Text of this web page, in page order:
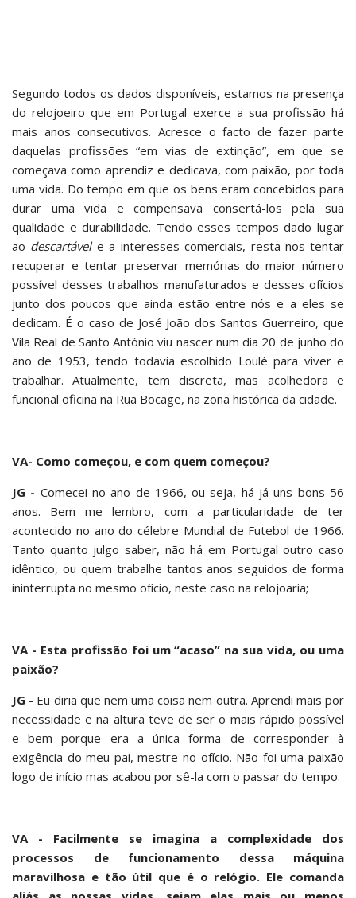
Segundo todos os dados disponíveis, estamos na presença
do relojoeiro que em Portugal exerce a sua profissão há
mais anos consecutivos. Acresce o facto de fazer parte
daquelas profissões “em vias de extinção”, em que se
começava como aprendiz e dedicava, com paixão, por toda
uma vida. Do tempo em que os bens eram concebidos para
durar uma vida e compensava consertá-los pela sua
qualidade e durabilidade. Tendo esses tempos dado lugar
ao descartável e a interesses comerciais, resta-nos tentar
recuperar e tentar preservar memórias do maior número
possível desses trabalhos manufaturados e desses ofícios
junto dos poucos que ainda estão entre nós e a eles se
dedicam. É o caso de José João dos Santos Guerreiro, que
Vila Real de Santo António viu nascer num dia 20 de junho do
ano de 1953, tendo todavia escolhido Loulé para viver e
trabalhar. Atualmente, tem discreta, mas acolhedora e
funcional oficina na Rua Bocage, na zona histórica da cidade.
VA- Como começou, e com quem começou?
JG - Comecei no ano de 1966, ou seja, há já uns bons 56
anos. Bem me lembro, com a particularidade de ter
acontecido no ano do célebre Mundial de Futebol de 1966.
Tanto quanto julgo saber, não há em Portugal outro caso
idêntico, ou quem trabalhe tantos anos seguidos de forma
ininterrupta no mesmo ofício, neste caso na relojoaria;
VA - Esta profissão foi um “acaso” na sua vida, ou uma
paixão?
JG - Eu diria que nem uma coisa nem outra. Aprendi mais por
necessidade e na altura teve de ser o mais rápido possível
e bem porque era a única forma de corresponder à
exigência do meu pai, mestre no ofício. Não foi uma paixão
logo de início mas acabou por sê-la com o passar do tempo.
VA - Facilmente se imagina a complexidade dos
processos de funcionamento dessa máquina
maravilhosa e tão útil que é o relógio. Ele comanda